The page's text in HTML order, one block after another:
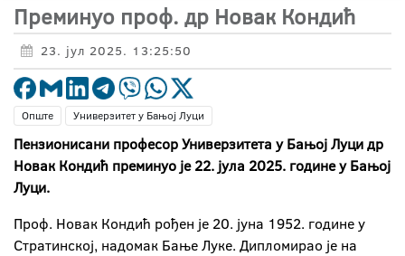
Преминуо проф. др Новак Кондић
23. јул 2025. 13:25:50
Опште Универзитет у Бањој Луци
Пензионисани професор Универзитета у Бањој Луци др
Новак Кондић преминуо је 22. јула 2025. године у Бањој
Луци.
Проф. Новак Кондић рођен је 20. јуна 1952. године у
Стратинској, надомак Бање Луке. Дипломирао је на